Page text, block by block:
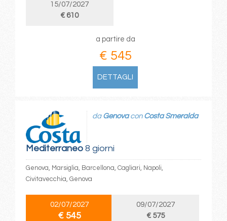
15/07/2027
€ 610
a partire da
€ 545
DETTAGLI
Mediterraneo8 giorni
da Genovacon Costa Smeralda
Genova, Marsiglia, Barcellona, Cagliari, Napoli,
Civitavecchia, Genova
02/07/2027
€ 545
09/07/2027
€ 575